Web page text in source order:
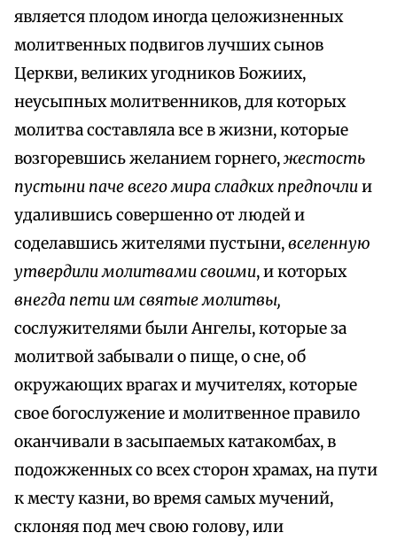
является плодом иногда целожизненных
молитвенных подвигов лучших сынов
Церкви, великих угодников Божиих,
неусыпных молитвенников, для которых
молитва составляла все в жизни, которые
возгоревшись желанием горнего,жестость
пустыни паче всего мира сладких предпочлии
удалившись совершенно от людей и
соделавшись жителями пустыни,вселенную
утвердили молитвами своими, и которых
внегда пети им святые молитвы,
сослужителями были Ангелы, которые за
молитвой забывали о пище, о сне, об
окружающих врагах и мучителях, которые
свое богослужение и молитвенное правило
оканчивали в засыпаемых катакомбах, в
подожженных со всех сторон храмах, на пути
к месту казни, во время самых мучений,
склоняя под меч свою голову, или